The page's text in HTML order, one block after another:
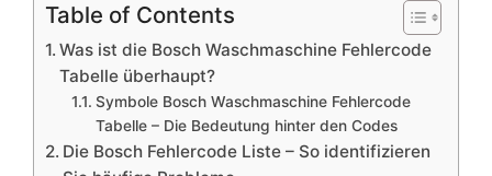
Table of Contents
Was ist die Bosch Waschmaschine Fehlercode
Tabelle überhaupt?
Symbole Bosch Waschmaschine Fehlercode
Tabelle – Die Bedeutung hinter den Codes
Die Bosch Fehlercode Liste – So identifizieren